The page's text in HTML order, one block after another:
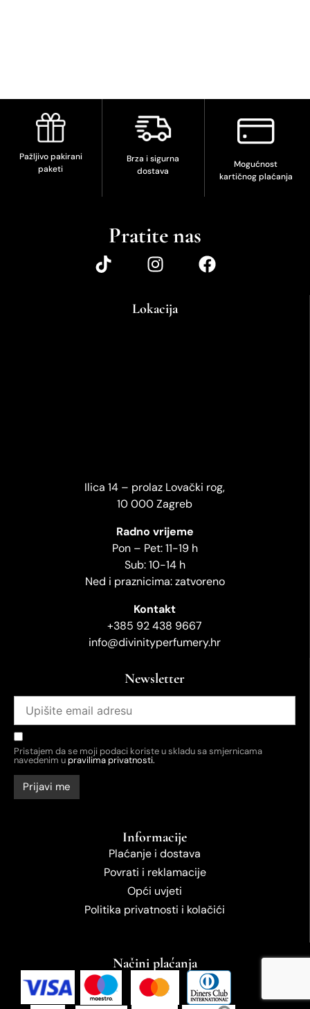
Pažljivo pakirani
paketi
Brza i sigurna
dostava
Mogućnost
kartičnog plaćanja
Pratite nas
Lokacija
Ilica 14 – prolaz Lovački rog,
10 000 Zagreb
Radno vrijeme
Pon – Pet: 11-19 h
Sub: 10-14 h
Ned i praznicima: zatvoreno
Kontakt
+385 92 438 9667
info@divinityperfumery.hr
Newsletter
Pristajem da se moji podaci koriste u skladu sa smjernicama
navedenim upravilima privatnosti.
Informacije
Plaćanje i dostava
Povrati i reklamacije
Opći uvjeti
Politika privatnosti i kolačići
Načini plaćanja